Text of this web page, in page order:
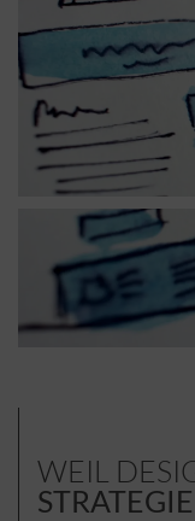
WEIL
STRATEGIE